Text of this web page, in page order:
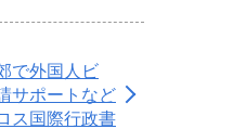
で外国人ビ
サポートなど
ス国際行政書